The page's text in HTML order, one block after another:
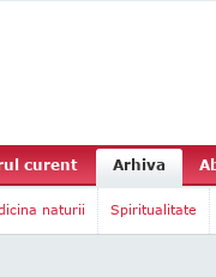
curent Arhiva
naturii Spiritualitate